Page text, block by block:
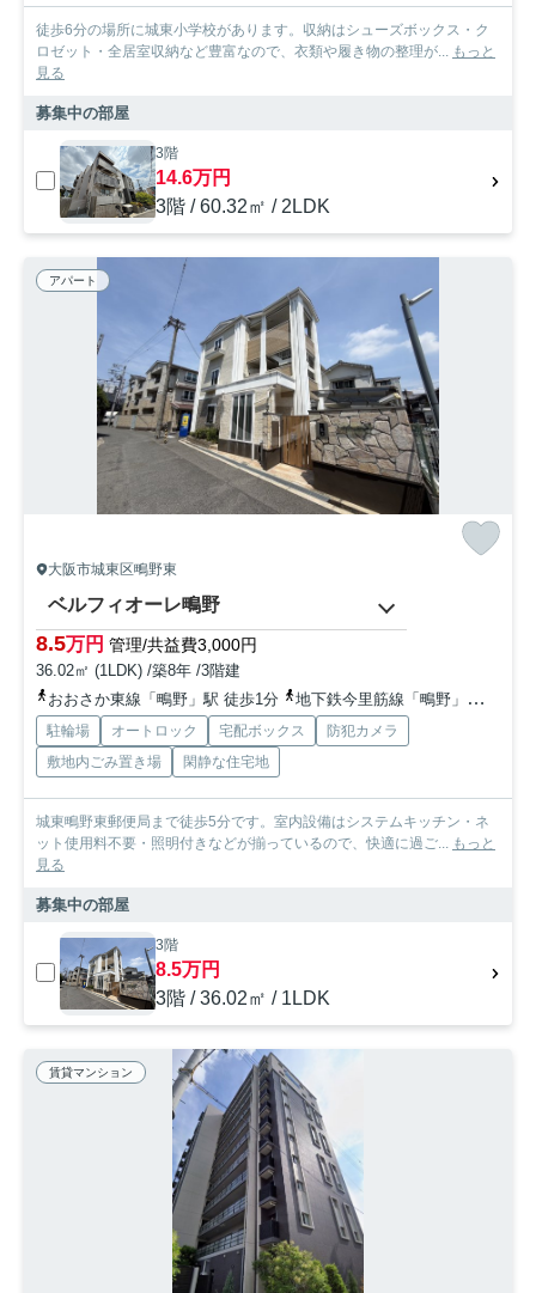
徒歩6分の場所に城東小学校があります。収納はシューズボックス・ク
ロゼット・全居室収納など豊富なので、衣類や履き物の整理が... もっと
見る
募集中の部屋
3階
14.6万円
3階 / 60.32㎡ / 2LDK
アパート
大阪市城東区鴫野東
ベルフィオーレ鴫野
8.5万円 管理/共益費3,000円
36.02㎡ (1LDK) /築8年 /3階建
おおさか東線「鴫野」駅 徒歩1分
地下鉄今里筋線「鴫野」駅 徒歩1分
駐輪場 オートロック 宅配ボックス
防犯カメラ
敷地内ごみ置き場
閑静な住宅地
城東鴫野東郵便局まで徒歩5分です。室内設備はシステムキッチン・ネ
ット使用料不要・照明付きなどが揃っているので、快適に過ご... もっと
見る
募集中の部屋
3階
8.5万円
3階 / 36.02㎡ / 1LDK
賃貸マンション